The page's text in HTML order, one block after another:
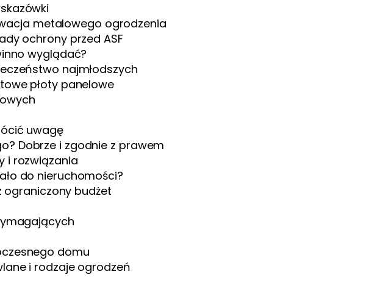
metalowego ogrodzenia
ochrony przed ASF
wyglądać?
najmłodszych
płoty panelowe
uwagę
Dobrze i zgodnie z prawem
i rozwiązania
do nieruchomości?
ograniczony budżet
domu
i rodzaje ogrodzeń